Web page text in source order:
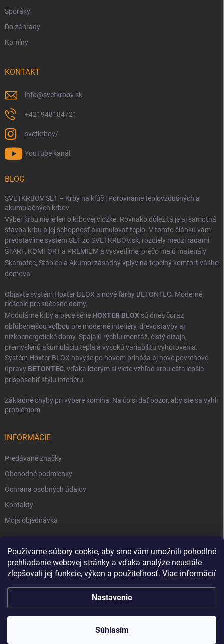
Používame súbory cookie, aby sme vám umožnili pohodlné
prehliadanie webovej stránky a vďaka analýze neustále
zlepšovali jej funkcie, výkon a použiteľnosť. Viac informácií
Nastavenie
Súhlasím
Sporáky
Do záhrady
Komíny
KONTAKT
info@svetkrbov.sk
+421948184721
svetkrbov/
YouTube kanál
BLOG
SVETKRBOV SET – Krby na kľúč | Porovnanie teplovzdušných a
akumulačných krbov
Výber krbu nie je len o krbovej vložke. Rovnako dôležitá je aj samotná
stavba krbu a jej schopnosť akumulovať teplo. V tomto článku vám
predstavíme systém SET zo SVETKRBOV.sk, rozdiely medzi radami
ŠTART, KOMFORT a PREMIUM a vysvetlíme, prečo majú materiály
Skamotec, Stabica a Akumol zásadný vplyv na tepelný komfort vášho
domova.
Objavte systém Hoxter BLOX a nové farby BETONTEC. Moderné
riešenie pre súčasné domy.
Modulárne krby a pece série HOXTER BLOX sú dnes čoraz
obľúbenejšou voľbou pre moderné interiéry, drevostavby aj
nízkoenergetické domy. Spájajú rýchlu montáž, čistý dizajn,
premyslenú akumuláciu tepla a vysokú variabilitu vyhotovenia.
Systém Hoxter BLOX navyše po novom prináša aj nové povrchové
úpravy BETONTEC, vďaka ktorým si viete vzhľad krbu ešte lepšie
prispôsobiť štýlu interiéru.
Základné chyby pri výbere komína: Na čo si dať pozor, aby ste sa vyhli
problémom
INFORMÁCIE
Predávané značky
Obchodné podmienky
Ochrana osobných údajov
Kontakty
Moja objednávka
Svet Krbov . Všetky práva vyhradené.